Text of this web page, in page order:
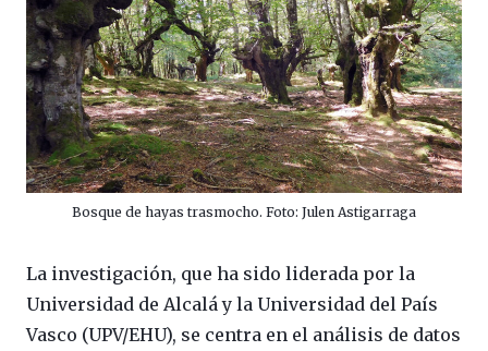
Bosque de hayas trasmocho. Foto: Julen Astigarraga
La investigación, que ha sido liderada por la
Universidad de Alcalá y la Universidad del País
Vasco (UPV/EHU), se centra en el análisis de datos